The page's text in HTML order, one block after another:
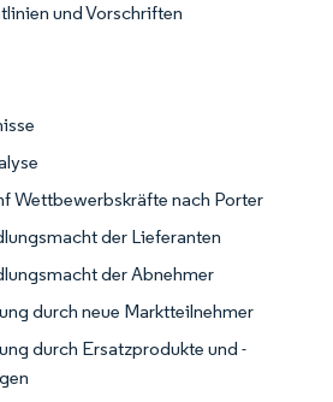
und Vorschriften
Wettbewerbskräfte nach Porter
der Lieferanten
der Abnehmer
durch neue Marktteilnehmer
durch Ersatzprodukte und -